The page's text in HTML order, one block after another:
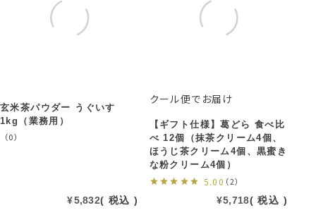
玄米茶パウダー うぐいす
1kg（業務用）
（0）
¥5,832 税込
クール便でお届け
【ギフト仕様】葛どら 食べ比
べ 12個（抹茶クリーム4個、
ほうじ茶クリーム4個、黒蜜き
な粉クリーム4個）
5.00 （2）
¥5,718 税込